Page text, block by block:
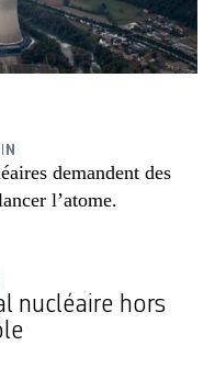
demandent des
l’atome.
nucléaire hors